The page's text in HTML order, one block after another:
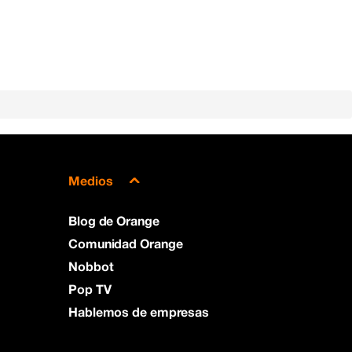
Medios
Blog de Orange
Comunidad Orange
Nobbot
Pop TV
Hablemos de empresas